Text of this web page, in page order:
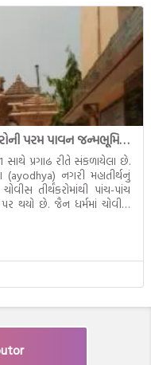
ઓગણીસ કલ્યાણકો ધરાવતી પાંચ તીર્થંકરોની પરમ પાવન જન્મભૂમિ – અયોધ્યા (Ayodhya)
પ્રગાઢ રીતે સંકળાયેલા છે.
નગરી મહાતીર્થનું
તીર્થંકરોમાંથી પાંચ-પાંચ
થયો છે. જૈન ધર્મમાં ચોવીસ
અહીં આવ્યાં છે. દરેક તીર્થંકરના